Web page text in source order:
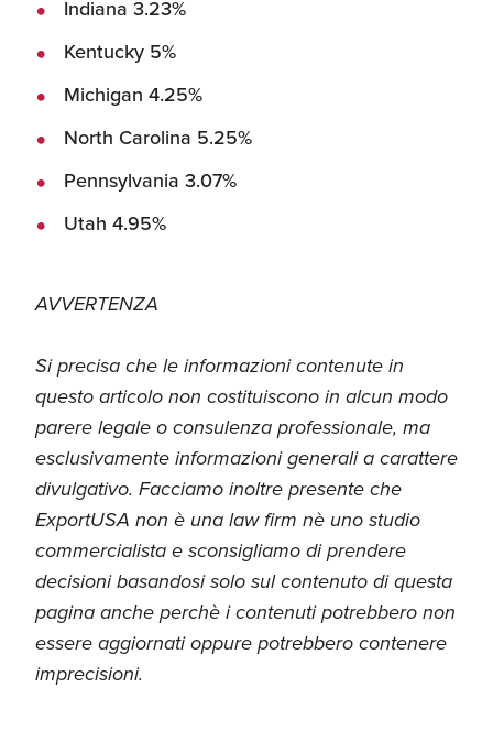
Indiana 3.23%
Kentucky 5%
Michigan 4.25%
North Carolina 5.25%
Pennsylvania 3.07%
Utah 4.95%
AVVERTENZA
Si precisa che le informazioni contenute in
questo articolo non costituiscono in alcun modo
parere legale o consulenza professionale, ma
esclusivamente informazioni generali a carattere
divulgativo. Facciamo inoltre presente che
ExportUSA non è una law firm nè uno studio
commercialista e sconsigliamo di prendere
decisioni basandosi solo sul contenuto di questa
pagina anche perchè i contenuti potrebbero non
essere aggiornati oppure potrebbero contenere
imprecisioni.